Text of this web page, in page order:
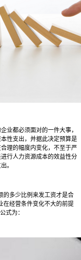
业都必须面对的一件大事，
性支出，并据此决定预算是
理的幅度内变化，不至于严
行人力资源成本的效益性分
。
的多少比例来发工资才是合
在经营条件变化不大的前提
式为：